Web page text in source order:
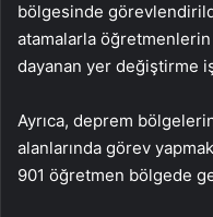
bölgesinde
atamalarla
dayanan yer değiştirme
Ayrıca, deprem
alanlarında görev
901 öğretmen bölgede